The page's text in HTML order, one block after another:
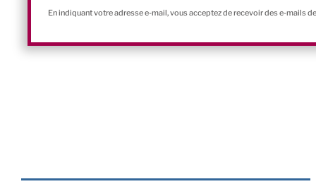
En indiquant votre adresse e-mail, vous acceptez de recevoir des e-mails